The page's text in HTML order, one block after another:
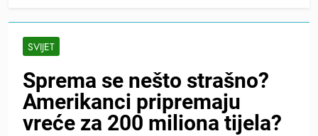
SVIJET
Sprema se nešto strašno?
Amerikanci pripremaju
vreće za 200 miliona tijela?